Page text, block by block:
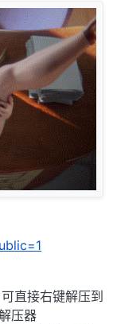
直接右键解压到
压器